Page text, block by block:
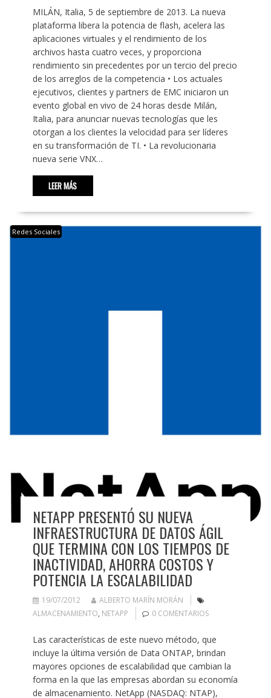
MILÁN, Italia, 5 de septiembre de 2013. La nueva
plataforma libera la potencia de flash, acelera las
aplicaciones virtuales y el rendimiento de los
archivos hasta cuatro veces, y proporciona
rendimiento sin precedentes por un tercio del precio
de los arreglos de la competencia • Los actuales
ejecutivos, clientes y partners de EMC iniciaron un
evento global en vivo de 24 horas desde Milán,
Italia, para anunciar nuevas tecnologías que les
otorgan a los clientes la velocidad para ser líderes
en su transformación de TI. • La revolucionaria
nueva serie VNX…
LEER MÁS
Redes Sociales
NETAPP PRESENTÓ SU NUEVA
INFRAESTRUCTURA DE DATOS ÁGIL
QUE TERMINA CON LOS TIEMPOS DE
INACTIVIDAD, AHORRA COSTOS Y
POTENCIA LA ESCALABILIDAD
19/07/2012
ALBERTO MARÍN MORÁN
ALMACENAMIENTO, NETAPP 0 COMENTARIOS
Las características de este nuevo método, que
incluye la última versión de Data ONTAP, brindan
mayores opciones de escalabilidad que cambian la
forma en la que las empresas abordan su economía
de almacenamiento. NetApp (NASDAQ: NTAP),